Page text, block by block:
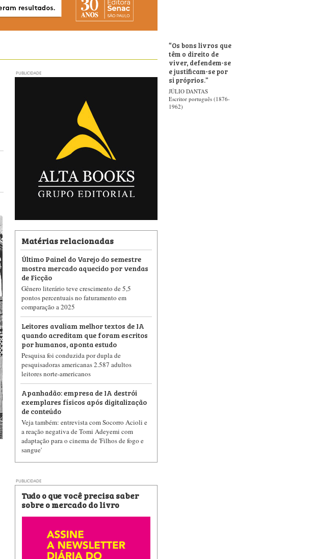
PUBLICIDADE
Matérias relacionadas
Último Painel do Varejo do semestre
mostra mercado aquecido por vendas
de Ficção
Gênero literário teve crescimento de 5,5
pontos percentuais no faturamento em
comparação a 2025
Leitores avaliam melhor textos de IA
quando acreditam que foram escritos
por humanos, aponta estudo
Pesquisa foi conduzida por dupla de
pesquisadoras americanas 2.587 adultos
leitores norte-americanos
Apanhadão: empresa de IA destrói
exemplares físicos após digitalização
de conteúdo
Veja também: entrevista com Socorro Acioli e
a reação negativa de Tomi Adeyemi com
adaptação para o cinema de 'Filhos de fogo e
sangue'
PUBLICIDADE
Tudo o que você precisa saber
sobre o mercado do livro
“Os bons livros que
têm o direito de
viver, defendem-se
e justificam-se por
si próprios.”
JÚLIO DANTAS
Escritor português (1876-
1962)